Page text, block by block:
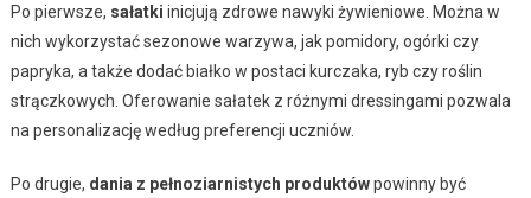
Po pierwsze, sałatki inicjują zdrowe nawyki żywieniowe. Można w
nich wykorzystać sezonowe warzywa, jak pomidory, ogórki czy
papryka, a także dodać białko w postaci kurczaka, ryb czy roślin
strączkowych. Oferowanie sałatek z różnymi dressingami pozwala
na personalizację według preferencji uczniów.
Po drugie, dania z pełnoziarnistych produktówpowinny być